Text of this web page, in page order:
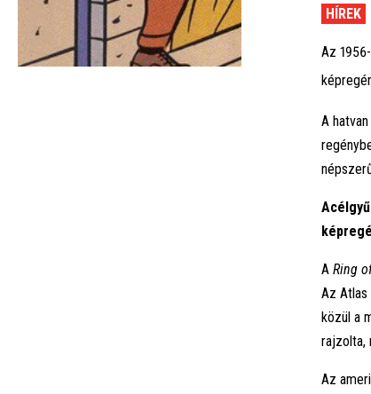
HÍREK
Az
A
A Ring
Az
közül a
rajzolta,
Az